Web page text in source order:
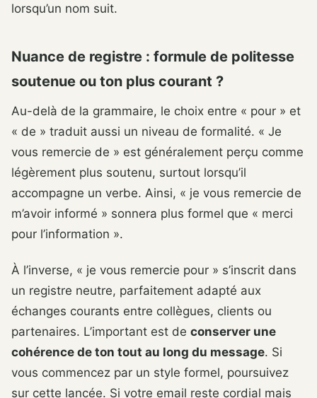
lorsqu’un nom suit.
Nuance de registre : formule de politesse
soutenue ou ton plus courant ?
Au-delà de la grammaire, le choix entre « pour » et
« de » traduit aussi un niveau de formalité. « Je
vous remercie de » est généralement perçu comme
légèrement plus soutenu, surtout lorsqu’il
accompagne un verbe. Ainsi, « je vous remercie de
m’avoir informé » sonnera plus formel que « merci
pour l’information ».
À l’inverse, « je vous remercie pour » s’inscrit dans
un registre neutre, parfaitement adapté aux
échanges courants entre collègues, clients ou
partenaires. L’important est de conserver une
cohérence de ton tout au long du message. Si
vous commencez par un style formel, poursuivez
sur cette lancée. Si votre email reste cordial mais